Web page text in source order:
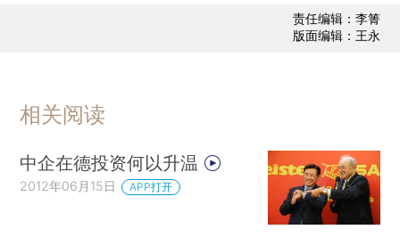
责任编辑：李箐
版面编辑：王永
相关阅读
中企在德投资何以升温
2012年06月15日 APP打开